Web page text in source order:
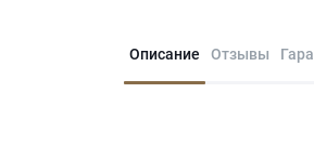
Описание Отзывы